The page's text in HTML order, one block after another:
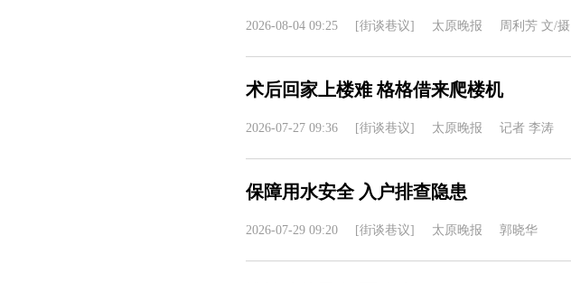
2026-08-04 09:25 [街谈巷议] 太原晚报 周利芳 文/摄
术后回家上楼难 格格借来爬楼机
2026-07-27 09:36 [街谈巷议] 太原晚报 记者 李涛
保障用水安全 入户排查隐患
2026-07-29 09:20 [街谈巷议] 太原晚报 郭晓华